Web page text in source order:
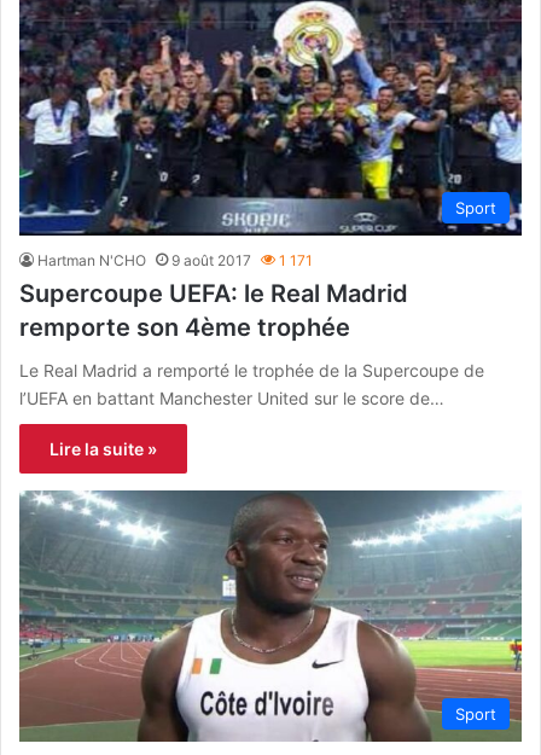
Sport
Hartman N'CHO 9 août 2017 1 171
Supercoupe UEFA: le Real Madrid
remporte son 4ème trophée
Le Real Madrid a remporté le trophée de la Supercoupe de
l’UEFA en battant Manchester United sur le score de…
Lire la suite »
Sport